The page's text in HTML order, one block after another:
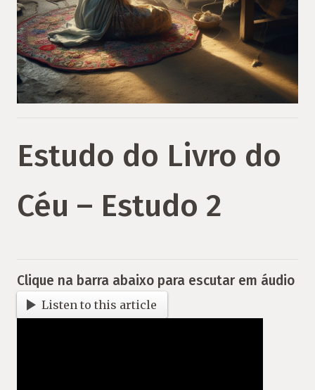
Estudo do Livro do
Céu – Estudo 2
Clique na barra abaixo para escutar em áudio
Listen to this article